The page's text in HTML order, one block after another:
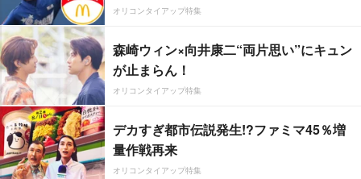
オリコンタイアップ特集
森崎ウィン×向井康二“両片思い”にキュン
が止まらん！
オリコンタイアップ特集
デカすぎ都市伝説発生!?ファミマ45％増
量作戦再来
オリコンタイアップ特集